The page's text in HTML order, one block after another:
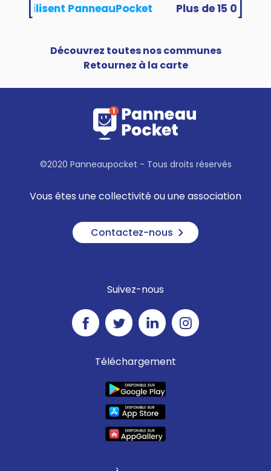
utilisent PanneauPocket
Découvrez toutes nos communes
Retournez à la carte
©2020 Panneaupocket - Tous droits réservés
Vous êtes une collectivité ou une association
Contactez-nous
Suivez-nous
Téléchargement